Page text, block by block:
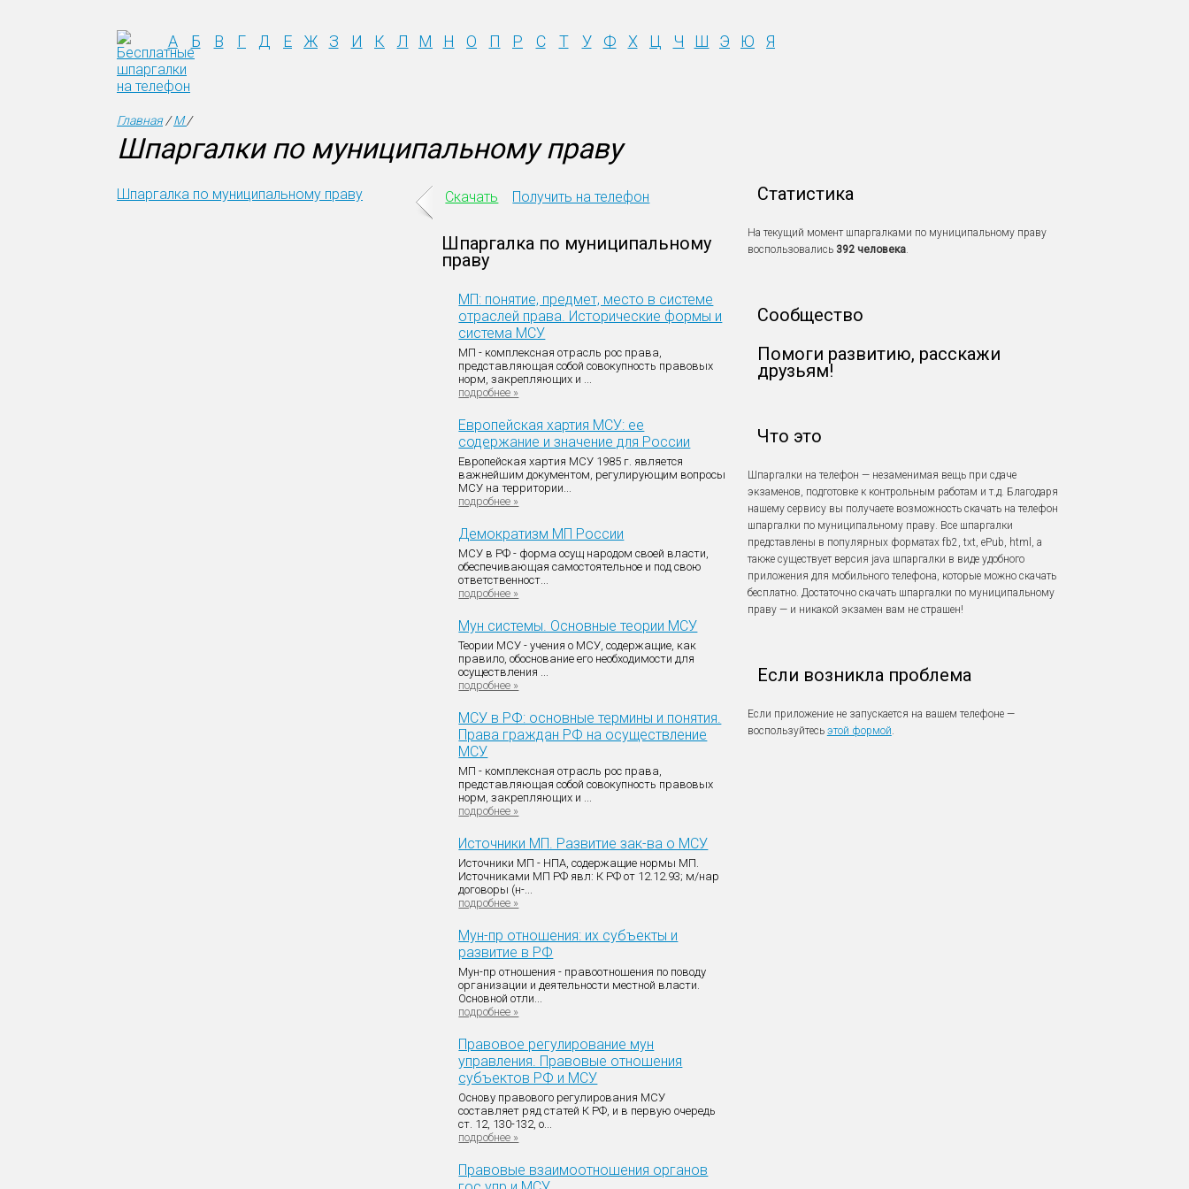
А Б В Г Д Е Ж З И К Л М Н О П Р С Т У Ф Х Ц Ч Ш Э Ю Я
Главная/М/
Шпаргалки по муниципальному праву
Шпаргалка по муниципальному праву Скачать Получить на телефон
Шпаргалка по муниципальному
праву
МП: понятие, предмет, место в системе
отраслей права. Исторические формы и
система МСУ
МП - комплексная отрасль рос права,
представляющая собой совокупность правовых
норм, закрепляющих и ...
подробнее »
Европейская хартия МСУ: ее
содержание и значение для России
Европейская хартия МСУ 1985 г. является
важнейшим документом, регулирующим вопросы
МСУ на территории...
подробнее »
Демократизм МП России
МСУ в РФ - форма осущ народом своей власти,
обеспечивающая самостоятельное и под свою
ответственност...
подробнее »
Мун системы. Основные теории МСУ
Теории МСУ - учения о МСУ, содержащие, как
правило, обоснование его необходимости для
осуществления ...
подробнее »
МСУ в РФ: основные термины и понятия.
Права граждан РФ на осуществление
МСУ
МП - комплексная отрасль рос права,
представляющая собой совокупность правовых
норм, закрепляющих и ...
подробнее »
Источники МП. Развитие зак-ва о МСУ
Источники МП - НПА, содержащие нормы МП.
Источниками МП РФ явл: К РФ от 12.12.93; м/нар
договоры (н-...
подробнее »
Мун-пр отношения: их субъекты и
развитие в РФ
Мун-пр отношения - правоотношения по поводу
организации и деятельности местной власти.
Основной отли...
подробнее »
Правовое регулирование мун
управления. Правовые отношения
субъектов РФ и МСУ
Основу правового регулирования МСУ
составляет ряд статей К РФ, и в первую очередь
ст. 12, 130-132, о...
подробнее »
Правовые взаимоотношения органов
Статистика
На текущий момент шпаргалками по муниципальному праву
воспользовались 392 человека.
Сообщество
Помоги развитию, расскажи
друзьям!
Что это
Шпаргалки на телефон — незаменимая вещь при сдаче
экзаменов, подготовке к контрольным работам и т.д. Благодаря
нашему сервису вы получаете возможность скачать на телефон
шпаргалки по муниципальному праву. Все шпаргалки
представлены в популярных форматах fb2, txt, ePub, html, а
также существует версия java шпаргалки в виде удобного
приложения для мобильного телефона, которые можно скачать
бесплатно. Достаточно скачать шпаргалки по муниципальному
праву — и никакой экзамен вам не страшен!
Если возникла проблема
Если приложение не запускается на вашем телефоне —
воспользуйтесь этой формой.